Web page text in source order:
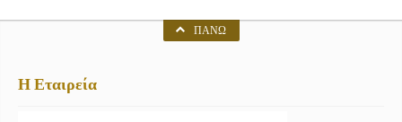
ΠΆΝΩ
Η Εταιρεία